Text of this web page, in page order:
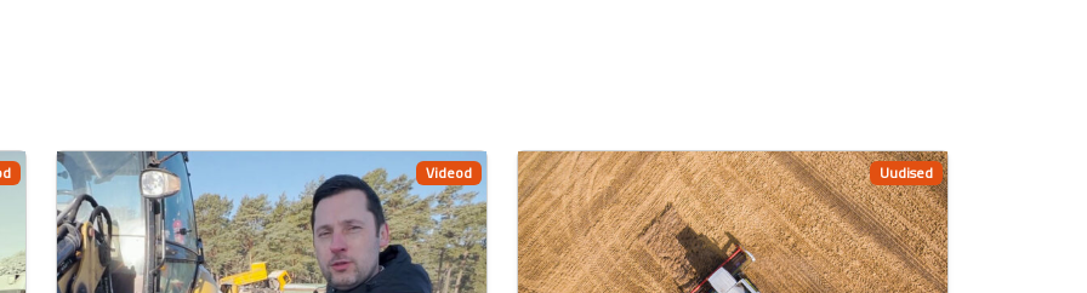
Videod Uudised